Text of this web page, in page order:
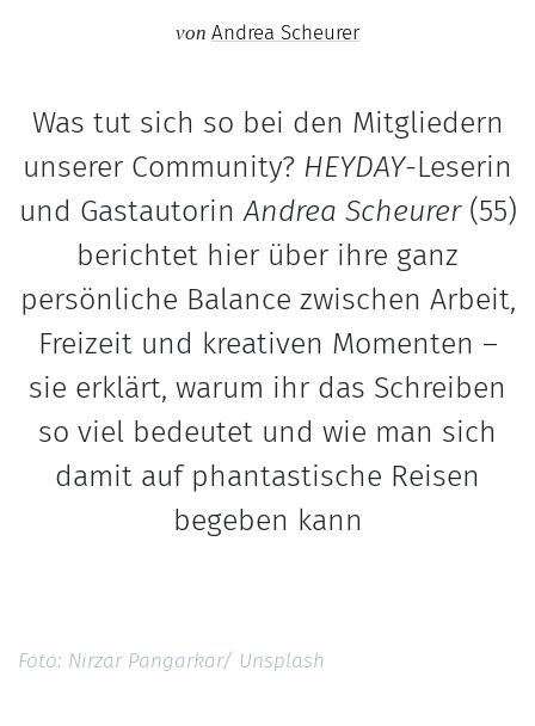
von Andrea Scheurer
Was tut sich so bei den Mitgliedern
unserer Community? HEYDAY-Leserin
und GastautorinAndrea Scheurer(55)
berichtet hier über ihre ganz
persönliche Balance zwischen Arbeit,
Freizeit und kreativen Momenten –
sie erklärt, warum ihr das Schreiben
so viel bedeutet und wie man sich
damit auf phantastische Reisen
begeben kann
Foto: Nirzar Pangarkar/ Unsplash